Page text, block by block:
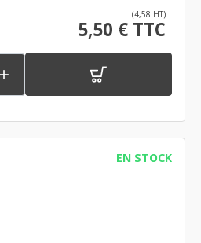
(4,58 HT)
5,50 € TTC

EN STOCK